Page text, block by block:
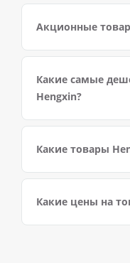
Акционные
Какие самые
Hengxin?
Какие товары
Какие цены на